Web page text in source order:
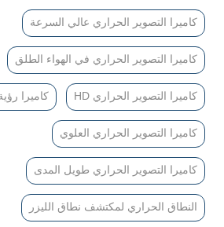
كاميرا التصوير الحراري عالي السرعة
كاميرا التصوير الحراري في الهواء الطلق
كاميرا التصوير الحراري HD كاميرا
كاميرا التصوير الحراري العلوي
كاميرا التصوير الحراري طويل المدى
النطاق الحراري لمكتشف نطاق الليزر